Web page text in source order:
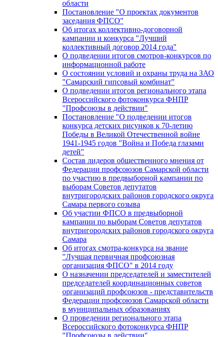
области
Постановление "О проектах документов
заседания ФПСО"
Об итогах коллективно-договорной
кампании и конкурса "Лучший
коллективный договор 2014 года"
О подведении итогов смотров-конкурсов по
информационной работе
О состоянии условий и охраны труда на ЗАО
"Самарский гипсовый комбинат"
О подведении итогов регионального этапа
Всероссийского фотоконкурса ФНПР
"Профсоюзы в действии"
Постановление "О подведении итогов
конкурса детских рисунков к 70-летию
Победы в Великой Отечественной войне
1941-1945 годов "Война и Победа глазами
детей"
Состав лидеров общественного мнения от
Федерации профсоюзов Самарской области
по участию в предвыборной кампании по
выборам Советов депутатов
внутригородских районов городского округа
Самара первого созыва
Об участии ФПСО в предвыборной
кампании по выборам Советов депутатов
внутригородских районов городского округа
Самара
Об итогах смотра-конкурса на звание
"Лучшая первичная профсоюзная
организация ФПСО" в 2014 году
О назначении председателей и заместителей
председателей координационных советов
организаций профсоюзов - представительств
Федерации профсоюзов Самарской области
в муниципальных образованиях
О проведении регионального этапа
Всероссийского фотоконкурса ФНПР
"Профсоюзы в действии"